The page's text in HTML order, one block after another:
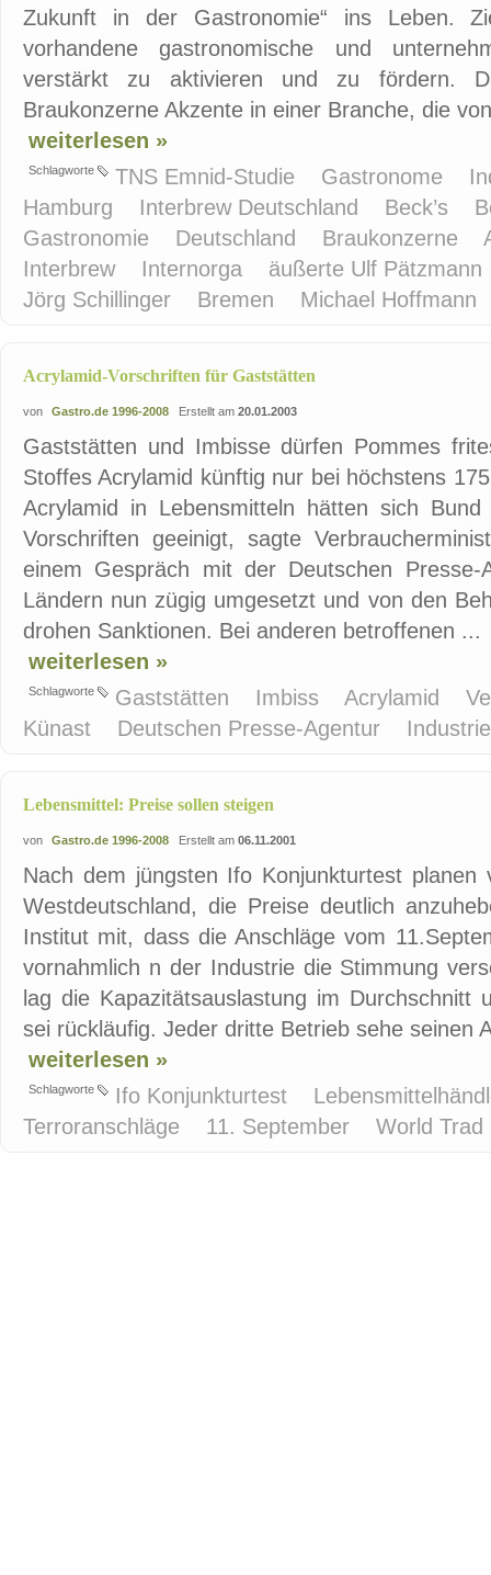
Zukunft in der Gastronomie“ ins Leben.
vorhandene gastronomische und
verstärkt zu aktivieren und zu fördern.
Braukonzerne Akzente in einer Branche, die
weiterlesen »
Schlagworte TNS Emnid-Studie Gastronome
Hamburg
Interbrew Deutschland Beck’s
Gastronomie
Deutschland Braukonzerne
Interbrew
Internorga
äußerte Ulf Pätzmann
Jörg Schillinger
Bremen Michael Hoffmann
Acrylamid-Vorschriften für Gaststätten
von Gastro.de 1996-2008 Erstellt am 20.01.2003
Gaststätten und Imbisse dürfen Pommes
Stoffes Acrylamid künftig nur bei höchstens
Acrylamid in Lebensmitteln hätten sich
Vorschriften geeinigt, sagte
einem Gespräch mit der Deutschen
Ländern nun zügig umgesetzt und von den
drohen Sanktionen. Bei anderen betroffenen ...
weiterlesen »
Schlagworte Gaststätten Imbiss Acrylamid
Künast
Deutschen Presse-Agentur
Lebensmittel: Preise sollen steigen
von Gastro.de 1996-2008 Erstellt am 06.11.2001
Nach dem jüngsten Ifo Konjunkturtest planen
Westdeutschland, die Preise deutlich
Institut mit, dass die Anschläge vom
vornahmlich n der Industrie die Stimmung
lag die Kapazitätsauslastung im Durchschnitt
sei rückläufig. Jeder dritte Betrieb sehe seinen
weiterlesen »
Schlagworte Ifo Konjunkturtest
Terroranschläge
11. September World